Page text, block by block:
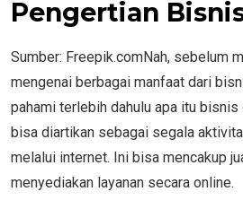
Pengertian
Sumber: Freepik.comNah, sebelum
mengenai berbagai manfaat dari
pahami terlebih dahulu apa itu
bisa diartikan sebagai segala
melalui internet. Ini bisa mencakup
menyediakan layanan secara online.